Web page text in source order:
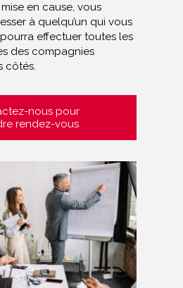
en cause, vous
à quelqu’un qui vous
effectuer toutes les
des compagnies
côtés.
nous pour
rendez-vous